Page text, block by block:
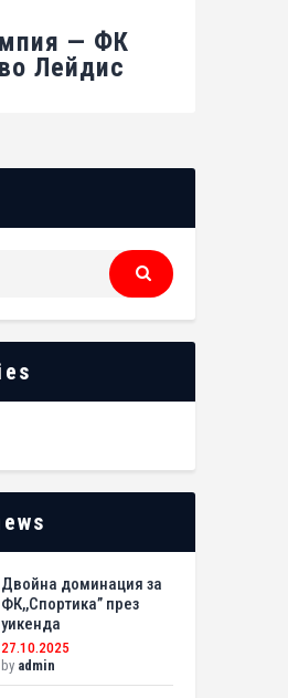
— ФК
Лейдис
Двойна доминация за
ФК,,Спортика” през
уикенда
27.10.2025
by admin